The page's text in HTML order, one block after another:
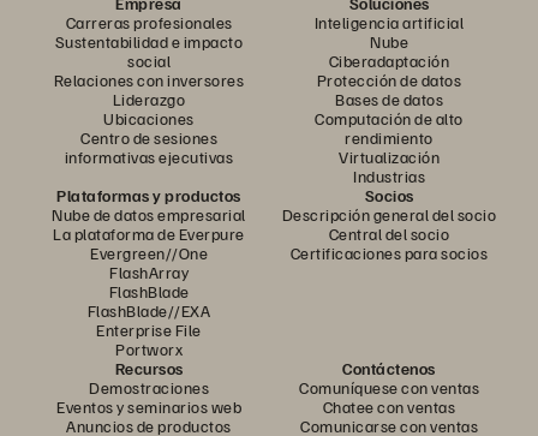
Carreras profesionales
Sustentabilidad e impacto
social
Relaciones con inversores
Liderazgo
Ubicaciones
Centro de sesiones
informativas ejecutivas
Inteligencia artificial
Nube
Ciberadaptación
Protección de datos
Bases de datos
Computación de alto
rendimiento
Virtualización
Industrias
Plataformas y productos
Nube de datos empresarial
La plataforma de Everpure
Evergreen//One
FlashArray
FlashBlade
FlashBlade//EXA
Enterprise File
Portworx
Socios
Descripción general del socio
Central del socio
Certificaciones para socios
Recursos
Demostraciones
Eventos y seminarios web
Anuncios de productos
Contáctenos
Comuníquese con ventas
Chatee con ventas
Comunicarse con ventas